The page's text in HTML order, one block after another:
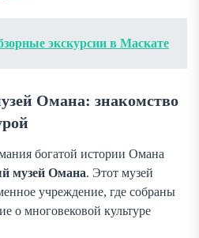
экскурсии в Маскате
Омана: знакомство
богатой истории Омана
музей Омана. Этот музей
учреждение, где собраны
о многовековой культуре